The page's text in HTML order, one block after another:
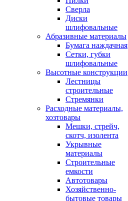
Сверла
Диски
шлифовальные
Абразивные материалы
Бумага наждачная
Сетки, губки
шлифовальные
Высотные конструкции
Лестницы
строительные
Стремянки
Расходные материалы,
хозтовары
Мешки, стрейч,
скотч, изолента
Укрывные
материалы
Строительные
емкости
Автотовары
Хозяйственно-
бытовые товары